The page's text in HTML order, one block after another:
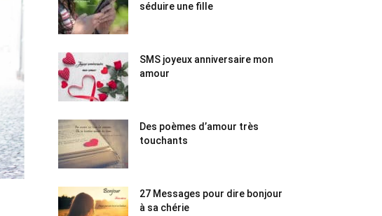
séduire une fille
SMS joyeux anniversaire mon
amour
Des poèmes d’amour très
touchants
27 Messages pour dire bonjour
à sa chérie